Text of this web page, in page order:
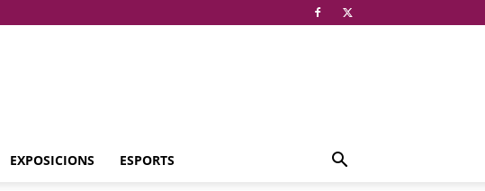
EXPOSICIONS ESPORTS